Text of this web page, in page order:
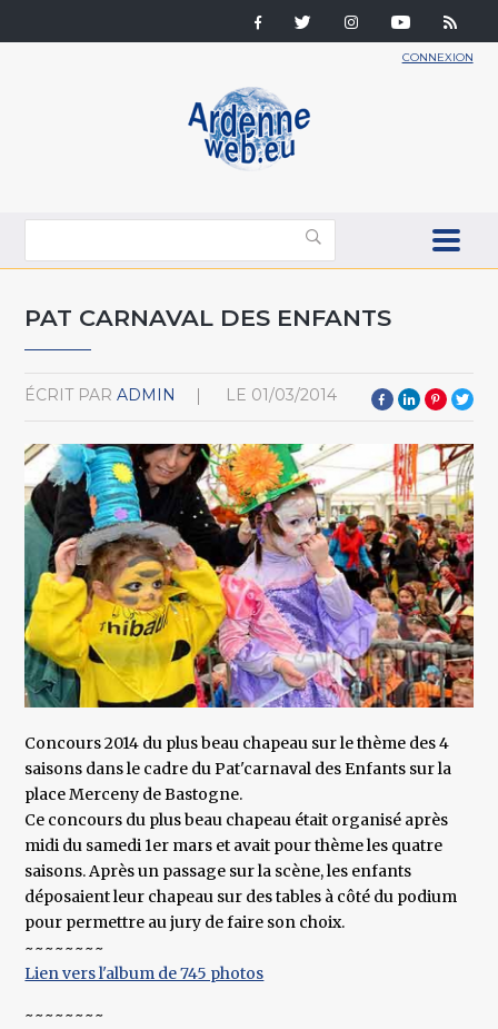
CONNEXION
PAT CARNAVAL DES ENFANTS
ÉCRIT PAR ADMIN LE 01/03/2014
Concours 2014 du plus beau chapeau sur le thème des 4
saisons dans le cadre du Pat'carnaval des Enfants sur la
place Merceny de Bastogne.
Ce concours du plus beau chapeau était organisé après
midi du samedi 1er mars et avait pour thème les quatre
saisons. Après un passage sur la scène, les enfants
déposaient leur chapeau sur des tables à côté du podium
pour permettre au jury de faire son choix.
~~~~~~~~
Lien vers l'album de 745 photos
~~~~~~~~